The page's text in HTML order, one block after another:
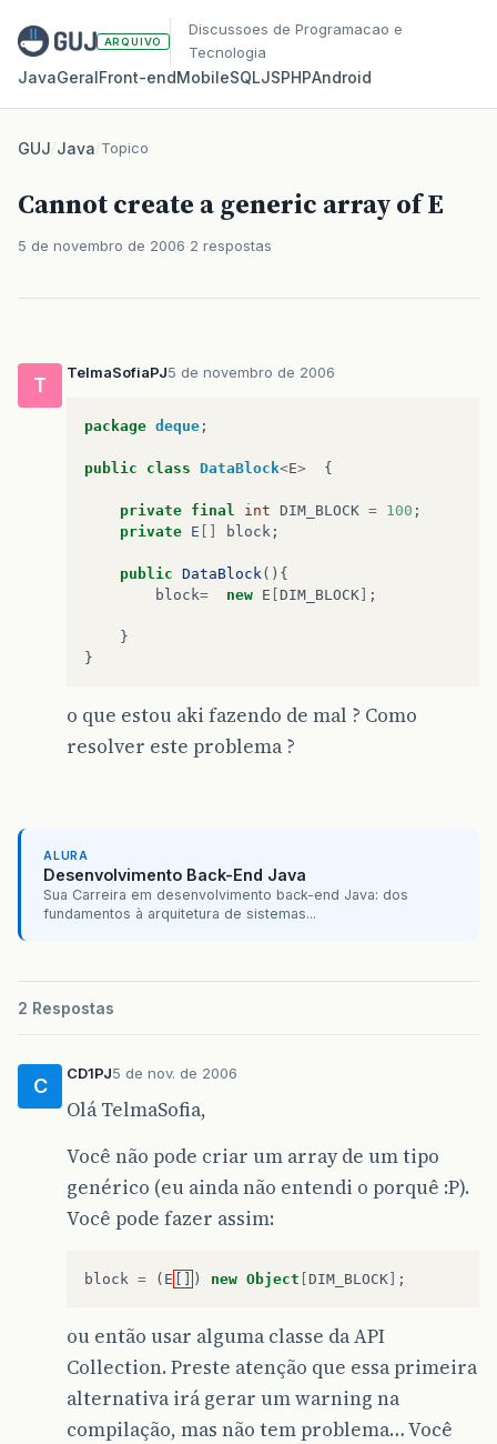
ARQUIVO
Discussoes de Programacao e
Tecnologia
JavaGeralFront‑endMobileSQLJSPHPAndroid
GUJ/Java/Topico
Cannot create a generic array of E
5 de novembro de 2006 2 respostas
T
TelmaSofiaPJ5 de novembro de 2006
package deque ;
public class DataBlock<E> {
private final int DIM_BLOCK = 100 ;
private E block ;
public DataBlock(){
block= new E DIM_BLOCK ;
}
}
o que estou aki fazendo de mal ? Como
resolver este problema ?
ALURA
Desenvolvimento Back-End Java
Sua Carreira em desenvolvimento back-end Java: dos
fundamentos à arquitetura de sistemas...
2 Respostas
C
CD1PJ5 de nov. de 2006
Olá TelmaSofia,
Você não pode criar um array de um tipo
genérico (eu ainda não entendi o porquê :P).
Você pode fazer assim:
block = ( E ) new Object DIM_BLOCK ;
ou então usar alguma classe da API
Collection. Preste atenção que essa primeira
alternativa irá gerar um warning na
compilação, mas não tem problema… Você